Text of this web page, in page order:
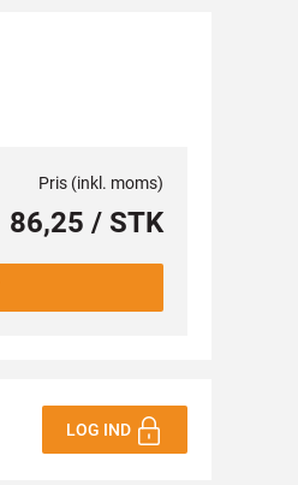
Pris (inkl. moms)
86,25 / STK
LOG IND